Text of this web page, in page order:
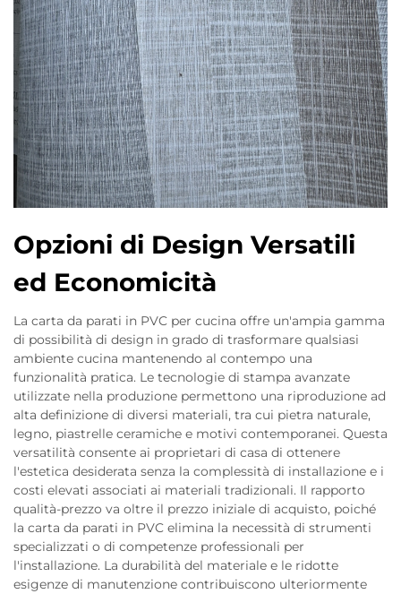
Opzioni di Design Versatili
ed Economicità
La carta da parati in PVC per cucina offre un'ampia gamma
di possibilità di design in grado di trasformare qualsiasi
ambiente cucina mantenendo al contempo una
funzionalità pratica. Le tecnologie di stampa avanzate
utilizzate nella produzione permettono una riproduzione ad
alta definizione di diversi materiali, tra cui pietra naturale,
legno, piastrelle ceramiche e motivi contemporanei. Questa
versatilità consente ai proprietari di casa di ottenere
l'estetica desiderata senza la complessità di installazione e i
costi elevati associati ai materiali tradizionali. Il rapporto
qualità-prezzo va oltre il prezzo iniziale di acquisto, poiché
la carta da parati in PVC elimina la necessità di strumenti
specializzati o di competenze professionali per
l'installazione. La durabilità del materiale e le ridotte
esigenze di manutenzione contribuiscono ulteriormente